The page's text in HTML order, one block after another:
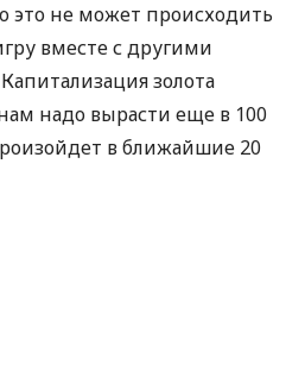
это не может происходить
вместе с другими
золота
надо вырасти еще в 100
в ближайшие 20